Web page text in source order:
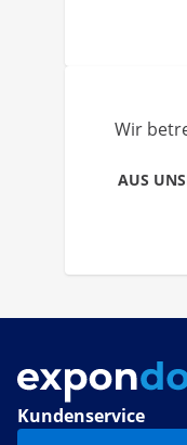
Wir
AUS
Kundenservice